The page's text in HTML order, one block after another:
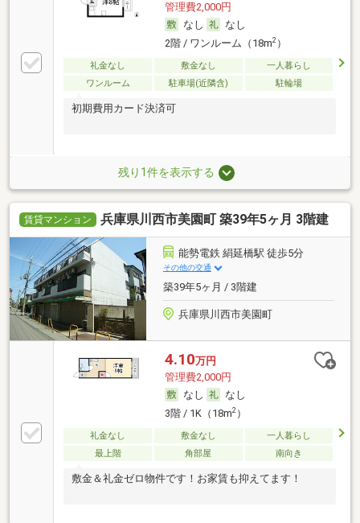
管理費2,000円
なし
なし
2階 / ワンルーム（18m2）
礼金なし 敷金なし
一人暮らし
ワンルーム
駐車場(近隣含) 駐輪場
初期費用カード決済可
残り1件を表示する
賃貸マンション 兵庫県川西市美園町 築39年5ヶ月 3階建
能勢電鉄 絹延橋駅 徒歩5分
その他の交通
築39年5ヶ月 / 3階建
兵庫県川西市美園町
4.10万円
管理費2,000円
なし
なし
3階 / 1K（18m2）
礼金なし 敷金なし
一人暮らし
最上階
角部屋 南向き
敷金＆礼金ゼロ物件です！お家賃も抑えてます！